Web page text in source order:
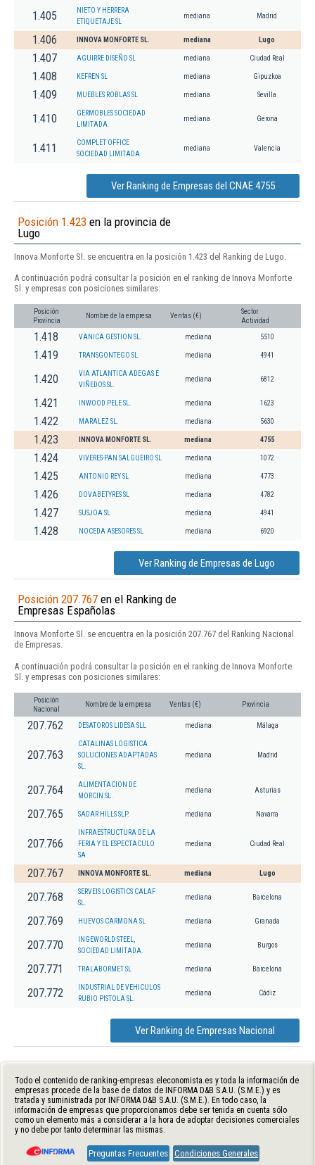
1.405
NIETO Y HERRERA
ETIQUETAJE SL
mediana Madrid
1.406 INNOVA MONFORTE SL. mediana Lugo
1.407 AGUIRRE DISEÑO SL mediana Ciudad Real
1.408 KEFREN SL mediana Gipuzkoa
1.409 MUEBLES ROBLAS SL mediana Sevilla
1.410
GERMOBLES SOCIEDAD
LIMITADA.
mediana Gerona
1.411
COMPLET OFFICE
SOCIEDAD LIMITADA.
mediana Valencia
Ver Ranking de Empresas del CNAE 4755
Posición 1.423 en la provincia de
Lugo
Innova Monforte Sl. se encuentra en la posición 1.423 del Ranking de Lugo.
A continuación podrá consultar la posición en el ranking de Innova Monforte
Sl. y empresas con posiciones similares:
Posición
Provincia
Nombre de la empresa Ventas (€)
Sector
Actividad
1.418 VANICA GESTION SL. mediana 5510
1.419 TRANSGONTEGO SL. mediana 4941
1.420
VIA ATLANTICA ADEGAS E
VIÑEDOS SL.
mediana 6812
1.421 INWOOD PELE SL. mediana 1623
1.422 MARALEZ SL. mediana 5630
1.423 INNOVA MONFORTE SL. mediana 4755
1.424 VIVERES-PAN SALGUEIRO SL mediana 1072
1.425 ANTONIO REY SL mediana 4773
1.426 DOVABETYRES SL mediana 4782
1.427 SUSJOA SL mediana 4941
1.428 NOCEDA ASESORES SL mediana 6920
Ver Ranking de Empresas de Lugo
Posición 207.767 en el Ranking de
Empresas Españolas
Innova Monforte Sl. se encuentra en la posición 207.767 del Ranking Nacional
de Empresas.
A continuación podrá consultar la posición en el ranking de Innova Monforte
Sl. y empresas con posiciones similares:
Posición
Nacional
Nombre de la empresa Ventas (€) Provincia
207.762 DESATOROS LIDESA SLL mediana Málaga
207.763
CATALINAS LOGISTICA
SOLUCIONES ADAPTADAS
SL.
mediana Madrid
207.764
ALIMENTACION DE
MORCIN SL.
mediana Asturias
207.765 SADAR HILLS SLP. mediana Navarra
207.766
INFRAESTRUCTURA DE LA
FERIA Y EL ESPECTACULO
SA
mediana Ciudad Real
207.767 INNOVA MONFORTE SL. mediana Lugo
207.768
SERVEIS LOGISTICS CALAF
SL.
mediana Barcelona
207.769 HUEVOS CARMONA SL mediana Granada
207.770
INGEWORLD STEEL,
SOCIEDAD LIMITADA.
mediana Burgos
207.771 TRALABORMET SL mediana Barcelona
207.772
INDUSTRIAL DE VEHICULOS
RUBIO PISTOLA SL.
mediana Cádiz
Ver Ranking de Empresas Nacional
Todo el contenido de ranking-empresas.eleconomista.es y toda la información de
empresas procede de la base de datos de INFORMA D&B S.A.U. (S.M.E.) y es
tratada y suministrada por INFORMA D&B S.A.U. (S.M.E.). En todo caso, la
información de empresas que proporcionamos debe ser tenida en cuenta sólo
como un elemento más a considerar a la hora de adoptar decisiones comerciales
y no debe por tanto determinar las mismas.
Preguntas Frecuentes Condiciones Generales